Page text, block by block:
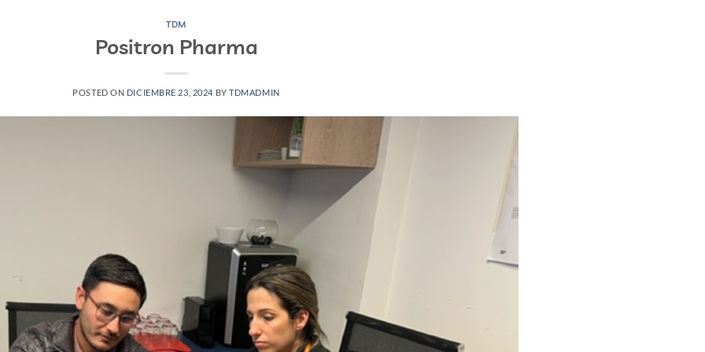
TDM
Positron Pharma
POSTED ON DICIEMBRE 23, 2024 BYTDMADMIN